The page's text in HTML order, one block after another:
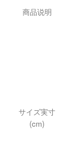
商品说明
サイズ実寸
(cm)